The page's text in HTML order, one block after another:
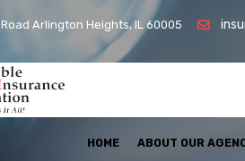
Arlington Heights, IL 60005
HOME ABOUT OUR